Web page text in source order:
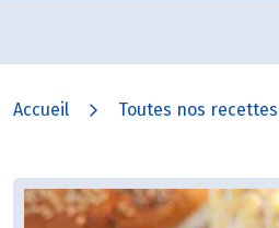
Accueil Toutes nos recettes